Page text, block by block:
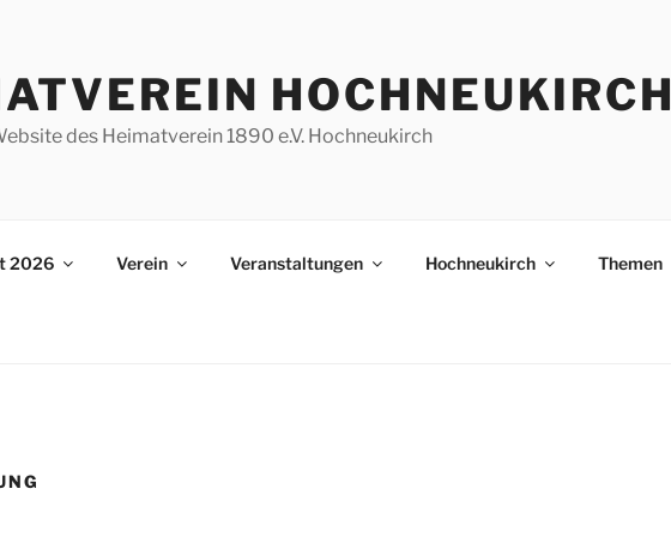
HOCHNEUKIRCH
des Heimatverein 1890 e.V. Hochneukirch
2026 Verein Veranstaltungen Hochneukirch Themen